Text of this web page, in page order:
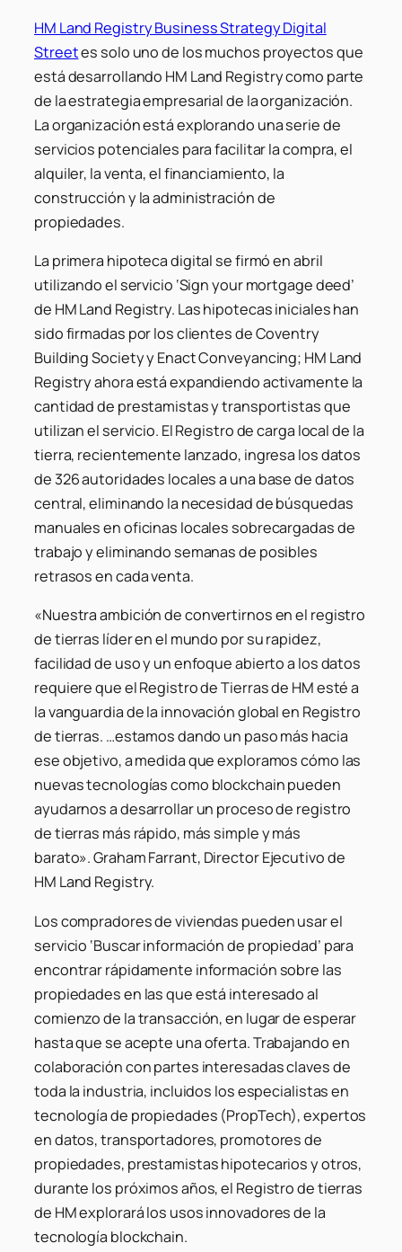
HM Land Registry Business Strategy Digital
Streetes solo uno de los muchos proyectos que
está desarrollando HM Land Registry como parte
de la estrategia empresarial de la organización.
La organización está explorando una serie de
servicios potenciales para facilitar la compra, el
alquiler, la venta, el financiamiento, la
construcción y la administración de
propiedades.
La primera hipoteca digital se firmó en abril
utilizando el servicio ‘Sign your mortgage deed’
de HM Land Registry. Las hipotecas iniciales han
sido firmadas por los clientes de Coventry
Building Society y Enact Conveyancing; HM Land
Registry ahora está expandiendo activamente la
cantidad de prestamistas y transportistas que
utilizan el servicio. El Registro de carga local de la
tierra, recientemente lanzado, ingresa los datos
de 326 autoridades locales a una base de datos
central, eliminando la necesidad de búsquedas
manuales en oficinas locales sobrecargadas de
trabajo y eliminando semanas de posibles
retrasos en cada venta.
«Nuestra ambición de convertirnos en el registro
de tierras líder en el mundo por su rapidez,
facilidad de uso y un enfoque abierto a los datos
requiere que el Registro de Tierras de HM esté a
la vanguardia de la innovación global en Registro
de tierras. …estamos dando un paso más hacia
ese objetivo, a medida que exploramos cómo las
nuevas tecnologías como blockchain pueden
ayudarnos a desarrollar un proceso de registro
de tierras más rápido, más simple y más
barato». Graham Farrant, Director Ejecutivo de
HM Land Registry.
Los compradores de viviendas pueden usar el
servicio ‘Buscar información de propiedad’ para
encontrar rápidamente información sobre las
propiedades en las que está interesado al
comienzo de la transacción, en lugar de esperar
hasta que se acepte una oferta. Trabajando en
colaboración con partes interesadas claves de
toda la industria, incluidos los especialistas en
tecnología de propiedades (PropTech), expertos
en datos, transportadores, promotores de
propiedades, prestamistas hipotecarios y otros,
durante los próximos años, el Registro de tierras
de HM explorará los usos innovadores de la
tecnología blockchain.